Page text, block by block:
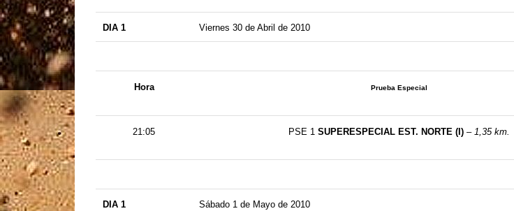
DIA 1 Viernes 30 de Abril de 2010
Hora Prueba Especial
21:05 PSE 1 SUPERESPECIAL EST. NORTE (I)– 1,35 km.
DIA 1 Sábado 1 de Mayo de 2010